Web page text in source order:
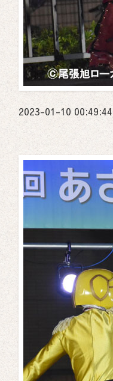
2023-01-10 00:49:44